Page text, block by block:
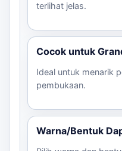
terlihat jelas.
Cocok untuk
Ideal untuk menarik
pembukaan.
Warna/Bentuk